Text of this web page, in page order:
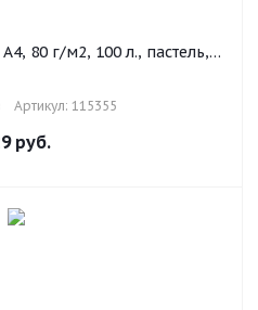
80 г/м2, 100 л., пастель,
Артикул: 115355
руб.